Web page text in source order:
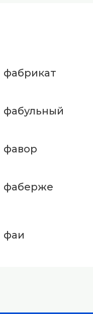
фабрикат
фабульный
фавор
фаберже
фаи